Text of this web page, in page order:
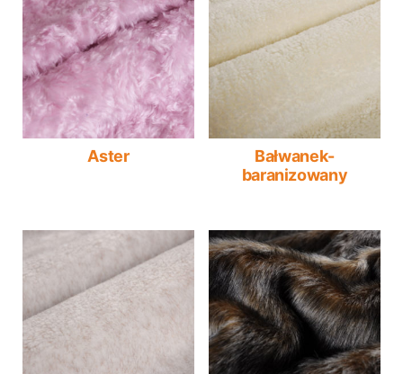
Aster
Bałwanek-
baranizowany